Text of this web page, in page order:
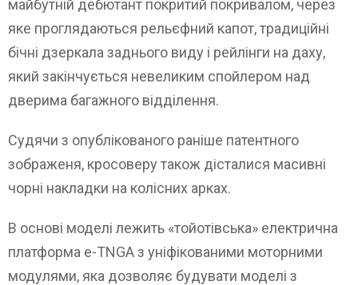
майбутній дебютант покритий покривалом, через
яке проглядаються рельєфний капот, традиційні
бічні дзеркала заднього виду і рейлінги на даху,
який закінчується невеликим спойлером над
дверима багажного відділення.
Судячи з опублікованого раніше патентного
зображеня, кросоверу також дісталися масивні
чорні накладки на колісних арках.
В основі моделі лежить «тойотівська» електрична
платформа e-TNGA з уніфікованими моторними
модулями, яка дозволяє будувати моделі з